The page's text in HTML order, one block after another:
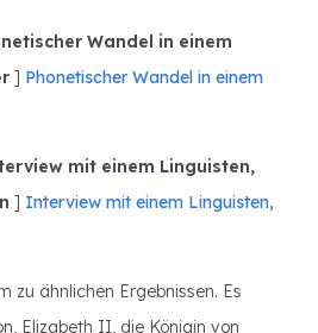
Wandel in einem
] Phonetischer Wandel in einem
mit einem Linguisten,
] Interview mit einem Linguisten,
zu ähnlichen Ergebnissen. Es
Elizabeth II, die Königin von